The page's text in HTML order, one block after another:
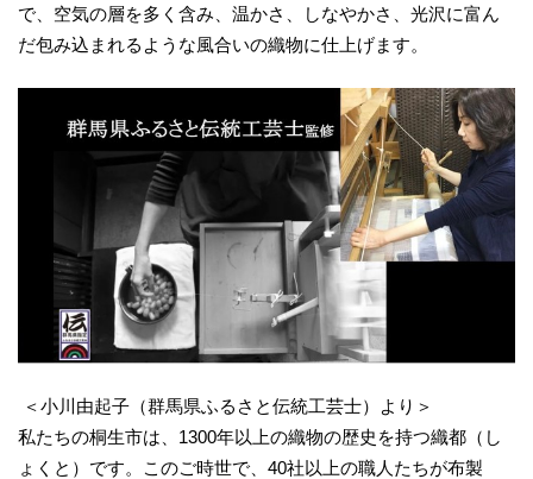
で、空気の層を多く含み、温かさ、しなやかさ、光沢に富ん
だ包み込まれるような風合いの織物に仕上げます。
＜小川由起子（群馬県ふるさと伝統工芸士）より＞
私たちの桐生市は、1300年以上の織物の歴史を持つ織都（し
ょくと）です。このご時世で、40社以上の職人たちが布製